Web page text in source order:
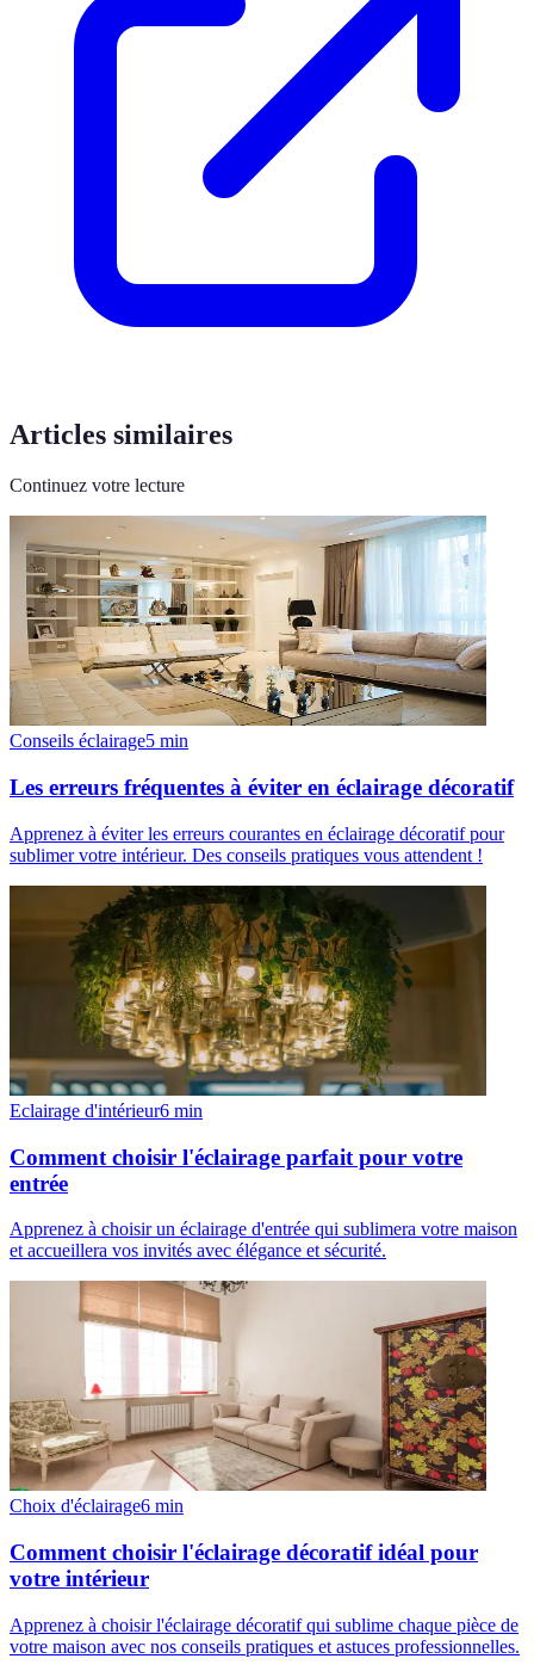
Articles similaires
Continuez votre lecture
Conseils éclairage5 min
Les erreurs fréquentes à éviter en éclairage décoratif
Apprenez à éviter les erreurs courantes en éclairage décoratif pour
sublimer votre intérieur. Des conseils pratiques vous attendent !
Eclairage d'intérieur6 min
Comment choisir l'éclairage parfait pour votre
entrée
Apprenez à choisir un éclairage d'entrée qui sublimera votre maison
et accueillera vos invités avec élégance et sécurité.
Choix d'éclairage6 min
Comment choisir l'éclairage décoratif idéal pour
votre intérieur
Apprenez à choisir l'éclairage décoratif qui sublime chaque pièce de
votre maison avec nos conseils pratiques et astuces professionnelles.